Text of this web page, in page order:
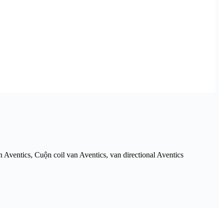
Cuộn coil van Aventics, van directional Aventics